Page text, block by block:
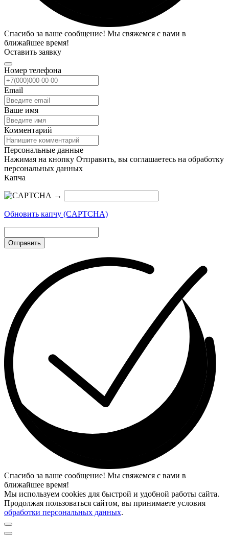
Спасибо за ваше сообщение! Мы свяжемся с вами в
ближайшее время!
Оставить заявку
Номер телефона
Email
Ваше имя
Комментарий
Персональные данные
Нажимая на кнопку Отправить, вы соглашаетесь на обработку
персональных данных
Капча
→
Обновить капчу (CAPTCHA)
Отправить
Спасибо за ваше сообщение! Мы свяжемся с вами в
ближайшее время!
Мы используем cookies для быстрой и удобной работы сайта.
Продолжая пользоваться сайтом, вы принимаете условия
обработки персональных данных.